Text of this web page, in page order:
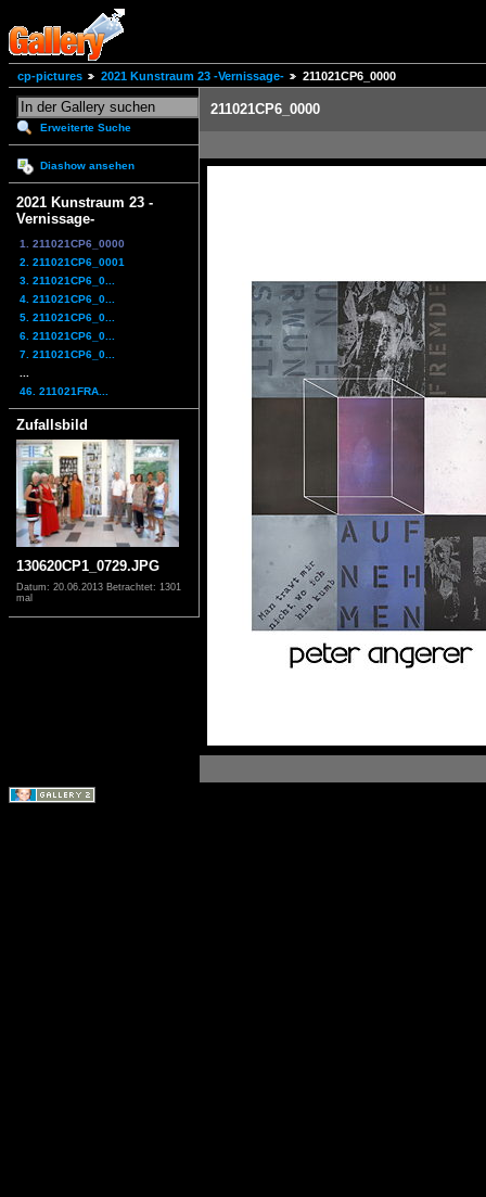
cp-pictures 2021 Kunstraum 23 -Vernissage- 211021CP6_0000
Erweiterte Suche
Diashow ansehen
2021 Kunstraum 23 -
Vernissage-
1. 211021CP6_0000
2. 211021CP6_0001
3. 211021CP6_0...
4. 211021CP6_0...
5. 211021CP6_0...
6. 211021CP6_0...
7. 211021CP6_0...
46. 211021FRA...
Zufallsbild
130620CP1_0729.JPG
Datum: 20.06.2013 Betrachtet: 1301
mal
211021CP6_0000